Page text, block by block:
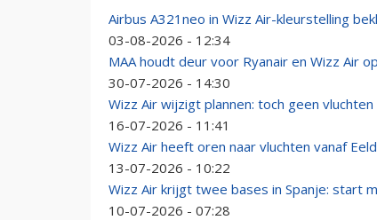
Airbus A321neo in Wizz Air-kleurstelling
03-08-2026 - 12:34
MAA houdt deur voor Ryanair en Wizz Air
30-07-2026 - 14:30
Wizz Air wijzigt plannen: toch geen
16-07-2026 - 11:41
Wizz Air heeft oren naar vluchten vanaf
13-07-2026 - 10:22
Wizz Air krijgt twee bases in Spanje: start
10-07-2026 - 07:28